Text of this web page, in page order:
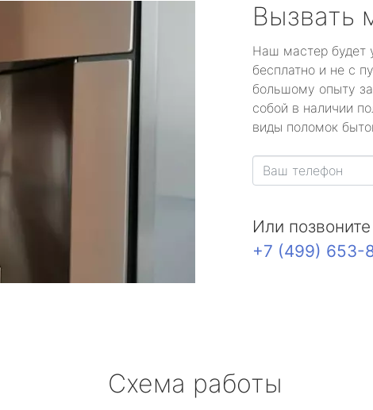
Вызвать
Наш мастер будет
бесплатно и не с
большому опыту
собой в наличии
виды поломок
Или
+7 (499) 653-
Схема работы